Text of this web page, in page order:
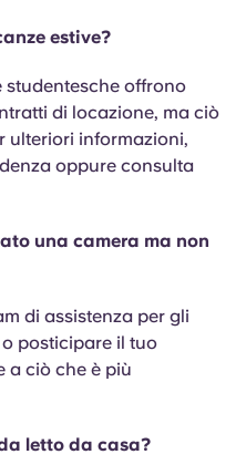
estive?
studentesche offrono
di locazione, ma ciò
ulteriori informazioni,
oppure consulta
una camera ma non
di assistenza per gli
posticipare il tuo
a ciò che è più
letto da casa?